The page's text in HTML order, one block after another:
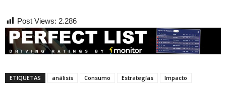
Post Views: 2.286
ETIQUETAS análisis Consumo Estrategías
Impacto